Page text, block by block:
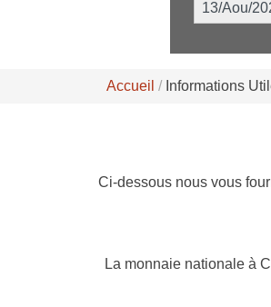
Accueil Informations
Ci-dessous nous vous
La monnaie nationale à